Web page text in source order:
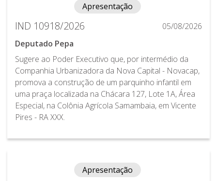
Apresentação
IND 10918/2026
05/08/2026
Deputado Pepa
Sugere ao Poder Executivo que, por intermédio da
Companhia Urbanizadora da Nova Capital - Novacap,
promova a construção de um parquinho infantil em
uma praça localizada na Chácara 127, Lote 1A, Área
Especial, na Colônia Agrícola Samambaia, em Vicente
Pires - RA XXX.
Apresentação